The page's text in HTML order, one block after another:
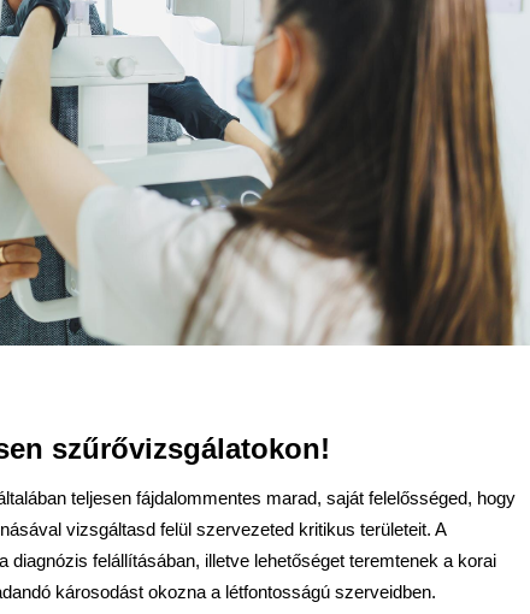
szűrővizsgálatokon!
teljesen fájdalommentes marad, saját felelősséged, hogy
vizsgáltasd felül szervezeted kritikus területeit. A
felállításában, illetve lehetőséget teremtenek a korai
károsodást okozna a létfontosságú szerveidben.